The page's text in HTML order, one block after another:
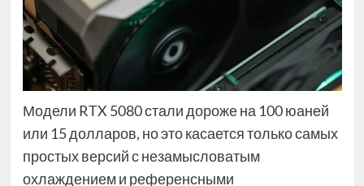
Модели RTX 5080 стали дороже на 100 юаней
или 15 долларов, но это касается только самых
простых версий с незамысловатым
охлаждением и референсными